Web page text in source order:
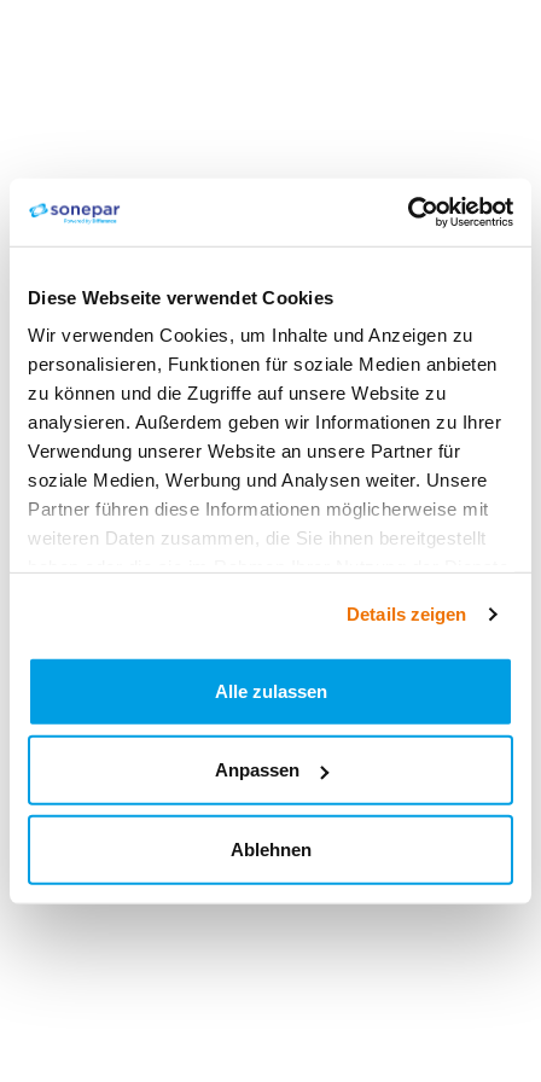
Diese Webseite verwendet Cookies
Wir verwenden Cookies, um Inhalte und Anzeigen zu
personalisieren, Funktionen für soziale Medien anbieten
zu können und die Zugriffe auf unsere Website zu
analysieren. Außerdem geben wir Informationen zu Ihrer
Verwendung unserer Website an unsere Partner für
soziale Medien, Werbung und Analysen weiter. Unsere
Partner führen diese Informationen möglicherweise mit
weiteren Daten zusammen, die Sie ihnen bereitgestellt
Details zeigen
Alle zulassen
Anpassen
Ablehnen